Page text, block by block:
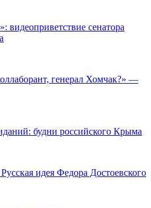
видеоприветствие сенатора
генерал Хомчак?» —
будни российского Крыма
идея Федора Достоевского